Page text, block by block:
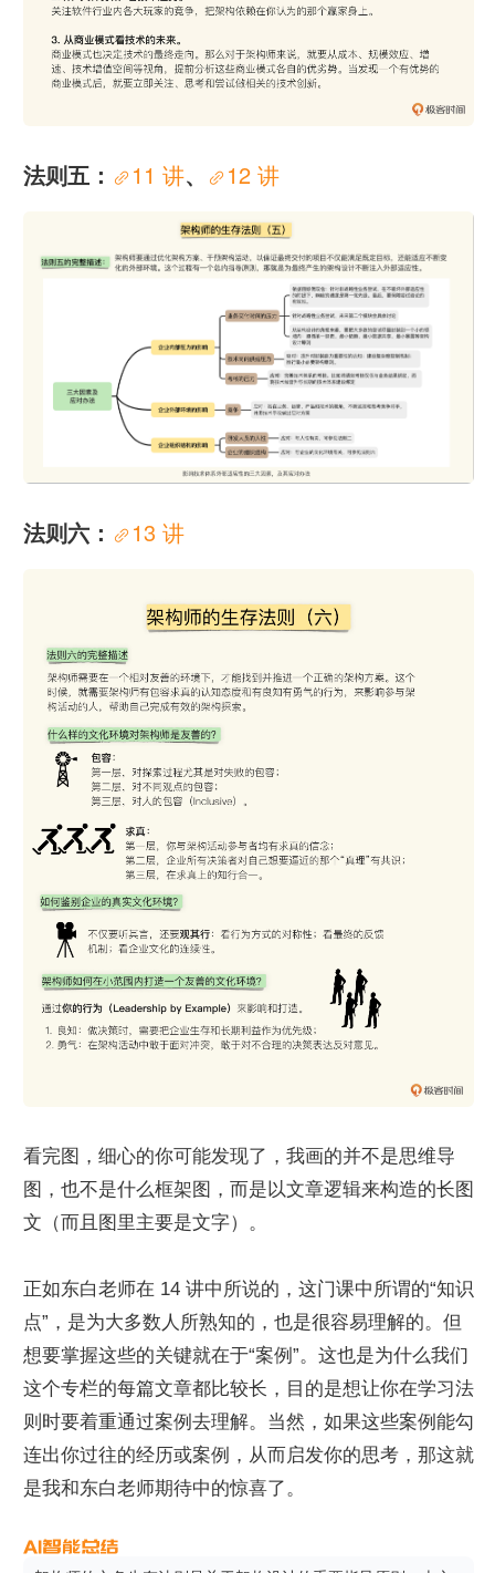
法则五： 11 讲、 12 讲
法则六： 13 讲
看完图，细心的你可能发现了，我画的并不是思维导
图，也不是什么框架图，而是以文章逻辑来构造的长图
文（而且图里主要是文字）。
正如东白老师在 14 讲中所说的，这门课中所谓的“知识
点”，是为大多数人所熟知的，也是很容易理解的。但
想要掌握这些的关键就在于“案例”。这也是为什么我们
这个专栏的每篇文章都比较长，目的是想让你在学习法
则时要着重通过案例去理解。当然，如果这些案例能勾
连出你过往的经历或案例，从而启发你的思考，那这就
是我和东白老师期待中的惊喜了。